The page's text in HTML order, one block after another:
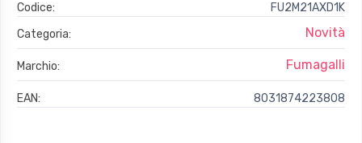
Codice:
FU2M21AXD1K
Categoria:
Novità
Marchio: Fumagalli
EAN: 8031874223808